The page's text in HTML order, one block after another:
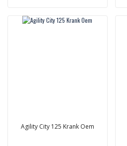
Agility City 125 Krank Oem